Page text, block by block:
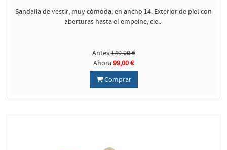
Sandalia de vestir, muy cómoda, en ancho 14. Exterior de piel con
aberturas hasta el empeine, cie...
Antes149,00 €
Ahora99,00 €
Comprar